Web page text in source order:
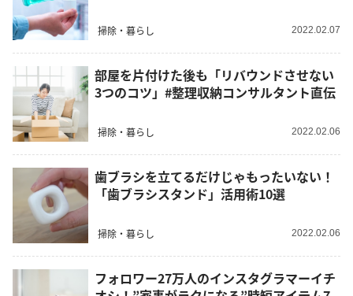
掃除・暮らし 2022.02.07
部屋を片付けた後も「リバウンドさせない
3つのコツ」#整理収納コンサルタント直伝
掃除・暮らし 2022.02.06
歯ブラシを立てるだけじゃもったいない！
「歯ブラシスタンド」活用術10選
掃除・暮らし 2022.02.06
フォロワー27万人のインスタグラマーイチ